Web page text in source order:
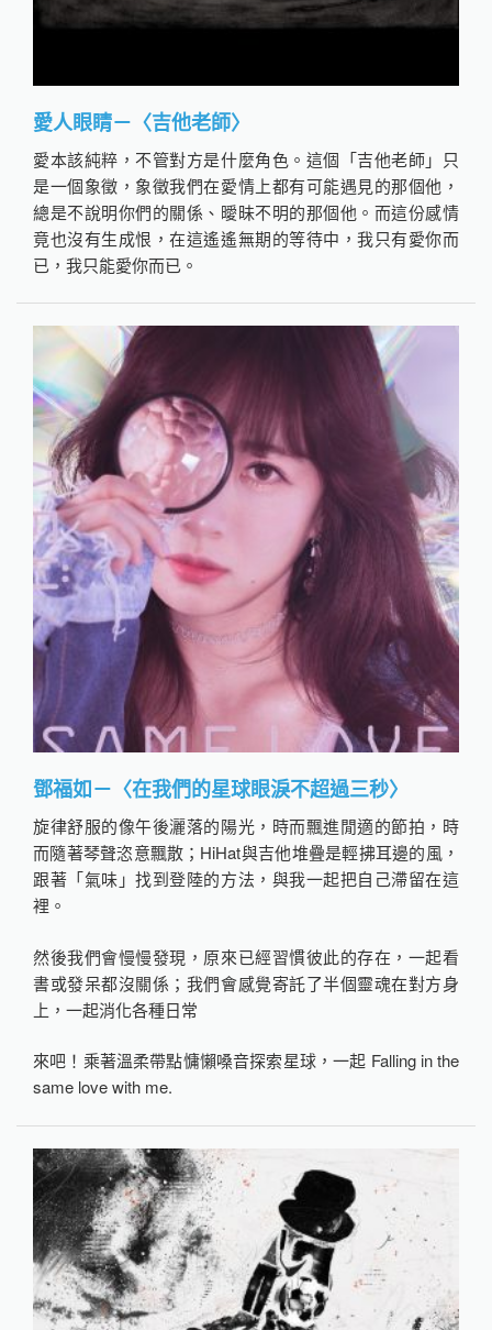
愛人眼睛－〈吉他老師〉
愛本該純粹，不管對方是什麼角色。這個「吉他老師」只
是一個象徵，象徵我們在愛情上都有可能遇見的那個他，
總是不說明你們的關係、曖昧不明的那個他。而這份感情
竟也沒有生成恨，在這遙遙無期的等待中，我只有愛你而
已，我只能愛你而已。
鄧福如－〈在我們的星球眼淚不超過三秒〉
旋律舒服的像午後灑落的陽光，時而飄進閒適的節拍，時
而隨著琴聲恣意飄散；HiHat與吉他堆疊是輕拂耳邊的風，
跟著「氣味」找到登陸的方法，與我一起把自己滯留在這
裡。
然後我們會慢慢發現，原來已經習慣彼此的存在，一起看
書或發呆都沒關係；我們會感覺寄託了半個靈魂在對方身
上，一起消化各種日常
來吧！乘著溫柔帶點慵懶嗓音探索星球，一起 Falling in the
same love with me.